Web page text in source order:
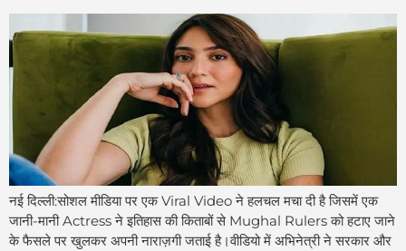
नई दिल्ली:सोशल मीडिया पर एक Viral Video ने हलचल मचा दी है जिसमें एक
जानी-मानी Actress ने इतिहास की किताबों से Mughal Rulers को हटाए जाने
के फैसले पर खुलकर अपनी नाराज़गी जताई है।वीडियो में अभिनेत्री ने सरकार और